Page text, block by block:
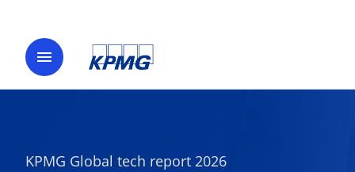
menu
KPMG Global tech report 2026